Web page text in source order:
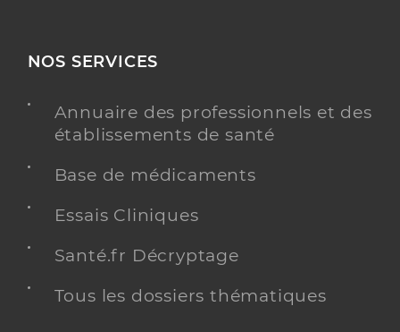
NOS SERVICES
Annuaire des professionnels et des
établissements de santé
Base de médicaments
Essais Cliniques
Santé.fr Décryptage
Tous les dossiers thématiques